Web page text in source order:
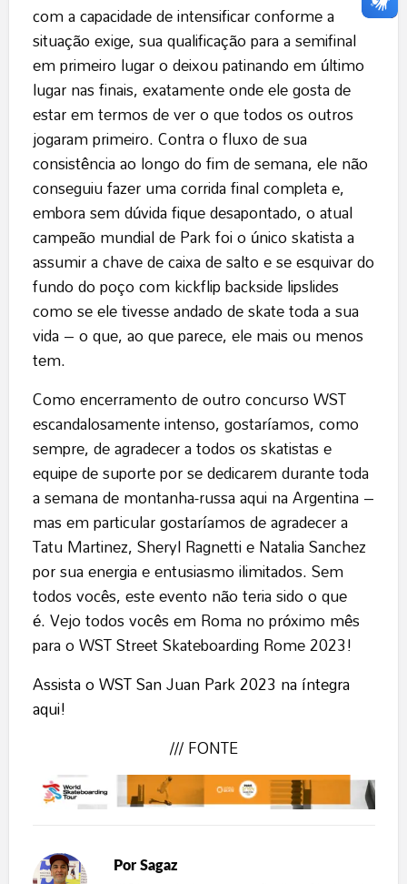
com a capacidade de intensificar conforme a
situação exige, sua qualificação para a semifinal
em primeiro lugar o deixou patinando em último
lugar nas finais, exatamente onde ele gosta de
estar em termos de ver o que todos os outros
jogaram primeiro. Contra o fluxo de sua
consistência ao longo do fim de semana, ele não
conseguiu fazer uma corrida final completa e,
embora sem dúvida fique desapontado, o atual
campeão mundial de Park foi o único skatista a
assumir a chave de caixa de salto e se esquivar do
fundo do poço com kickflip backside lipslides
como se ele tivesse andado de skate toda a sua
vida – o que, ao que parece, ele mais ou menos
tem.
Como encerramento de outro concurso WST
escandalosamente intenso, gostaríamos, como
sempre, de agradecer a todos os skatistas e
equipe de suporte por se dedicarem durante toda
a semana de montanha-russa aqui na Argentina –
mas em particular gostaríamos de agradecer a
Tatu Martinez, Sheryl Ragnetti e Natalia Sanchez
por sua energia e entusiasmo ilimitados. Sem
todos vocês, este evento não teria sido o que
é. Vejo todos vocês em Roma no próximo mês
para o WST Street Skateboarding Rome 2023!
Assista o WST San Juan Park 2023 na íntegra
aqui!
/// FONTE
Por Sagaz